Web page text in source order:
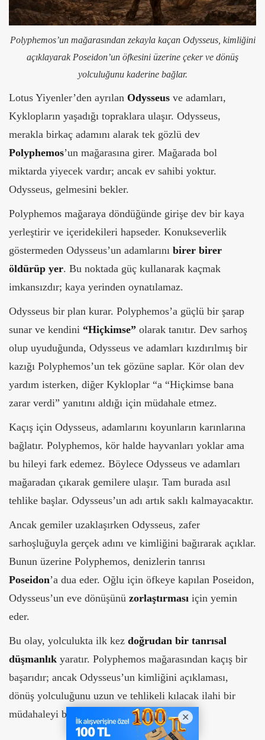
Polyphemos’un mağarasından zekayla kaçan Odysseus, kimliğini
açıklayarak Poseidon’un öfkesini üzerine çeker ve dönüş
yolculuğunu kaderine bağlar.
Lotus Yiyenler’den ayrılan Odysseus ve adamları,
Kyklopların yaşadığı topraklara ulaşır. Odysseus,
merakla birkaç adamını alarak tek gözlü dev
Polyphemos’un mağarasına girer. Mağarada bol
miktarda yiyecek vardır; ancak ev sahibi yoktur.
Odysseus, gelmesini bekler.
Polyphemos mağaraya döndüğünde girişe dev bir kaya
yerleştirir ve içeridekileri hapseder. Konukseverlik
göstermeden Odysseus’un adamlarını birer birer
öldürüp yer. Bu noktada güç kullanarak kaçmak
imkansızdır; kaya yerinden oynatılamaz.
Odysseus bir plan kurar. Polyphemos’a güçlü bir şarap
sunar ve kendini “Hiçkimse” olarak tanıtır. Dev sarhoş
olup uyuduğunda, Odysseus ve adamları kızdırılmış bir
kazığı Polyphemos’un tek gözüne saplar. Kör olan dev
yardım isterken, diğer Kykloplar “a “Hiçkimse bana
zarar verdi” yanıtını aldığı için müdahale etmez.
Kaçış için Odysseus, adamlarını koyunların karınlarına
bağlatır. Polyphemos, kör halde hayvanları yoklar ama
bu hileyi fark edemez. Böylece Odysseus ve adamları
mağaradan çıkarak gemilere ulaşır. Tam burada asıl
tehlike başlar. Odysseus’un adı artık saklı kalmayacaktır.
Ancak gemiler uzaklaşırken Odysseus, zafer
sarhoşluğuyla gerçek adını ve kimliğini bağırarak açıklar.
Bunun üzerine Polyphemos, denizlerin tanrısı
Poseidon’a dua eder. Oğlu için öfkeye kapılan Poseidon,
Odysseus’un eve dönüşünü zorlaştırması için yemin
eder.
Bu olay, yolculukta ilk kez doğrudan bir tanrısal
düşmanlık yaratır. Polyphemos mağarasından kaçış bir
başarıdır; ancak Odysseus’un kimliğini açıklaması,
dönüş yolculuğunu uzun ve tehlikeli kılacak ilahi bir
müdahaleyi başlatır.